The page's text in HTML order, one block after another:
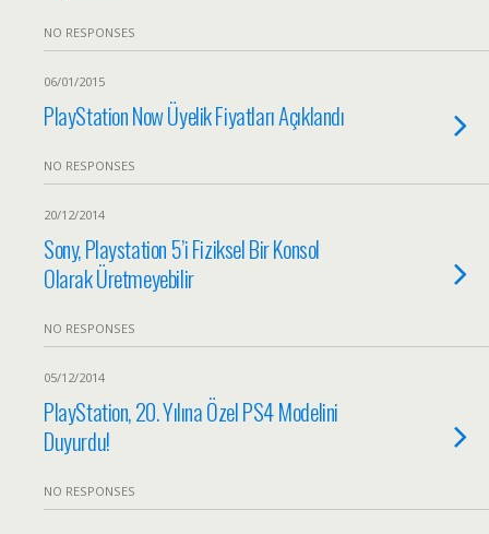
NO RESPONSES
06/01/2015
PlayStation Now Üyelik Fiyatları Açıklandı
NO RESPONSES
20/12/2014
Sony, Playstation 5’i Fiziksel Bir Konsol
Olarak Üretmeyebilir
NO RESPONSES
05/12/2014
PlayStation, 20. Yılına Özel PS4 Modelini
Duyurdu!
NO RESPONSES